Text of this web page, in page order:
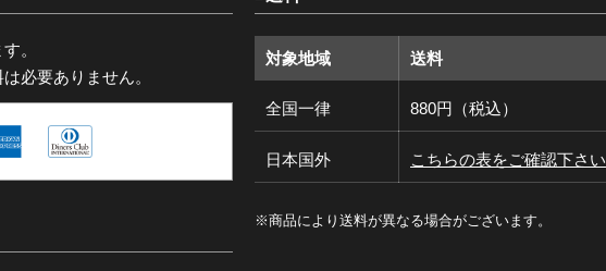
。
必要ありません。
対象地域 送料
全国一律 880円（税込）
日本国外 こちらの表をご確認下さい
※商品により送料が異なる場合がございます。